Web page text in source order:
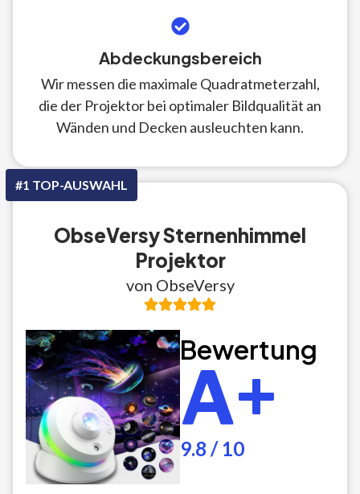
Abdeckungsbereich
Wir messen die maximale Quadratmeterzahl,
die der Projektor bei optimaler Bildqualität an
Wänden und Decken ausleuchten kann.
#1 TOP-AUSWAHL
ObseVersy Sternenhimmel
Projektor
von ObseVersy
Bewertung
A+
9.8 / 10